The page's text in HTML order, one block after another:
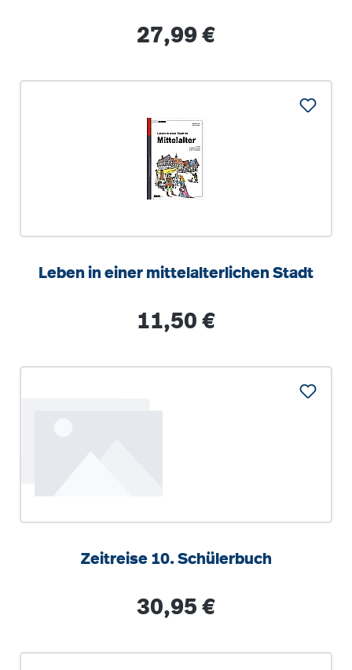
Regulärer Preis:
27,99 €
Leben in einer mittelalterlichen Stadt
Regulärer Preis:
11,50 €
Zeitreise 10. Schülerbuch
Regulärer Preis:
30,95 €